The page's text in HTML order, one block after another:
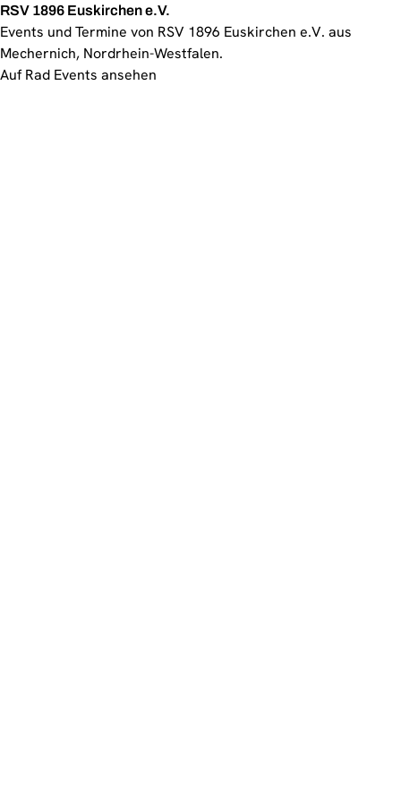
RSV 1896 Euskirchen e.V.
Events und Termine von RSV 1896 Euskirchen e.V. aus
Mechernich, Nordrhein-Westfalen.
Auf Rad Events ansehen